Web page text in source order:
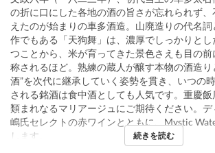
の折に口にした各地の酒の旨さが忘れられず
えたのが始まりの車多酒造。山廃造りの代名
作でもある「天狗舞」は、濃厚でしっかりと
つことから、米が育ってきた景色さえも目の前
称されるほど。熟練の蔵人が醸す本物の酒造り
酒”を次代に継承していく姿勢を貫き、いつの
される銘酒は食中酒としても人気です。重慶
類まれなるマリアージュにご期待ください。
嶋氏セレクトの赤ワインとともに、Mystic
します。
続きを読む